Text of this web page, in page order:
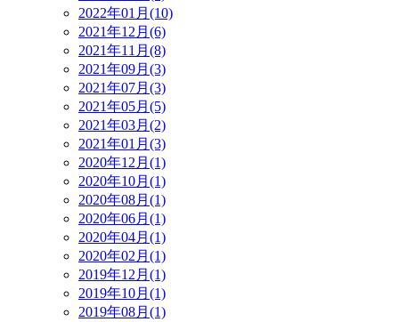
2022年01月(10)
2021年12月(6)
2021年11月(8)
2021年09月(3)
2021年07月(3)
2021年05月(5)
2021年03月(2)
2021年01月(3)
2020年12月(1)
2020年10月(1)
2020年08月(1)
2020年06月(1)
2020年04月(1)
2020年02月(1)
2019年12月(1)
2019年10月(1)
2019年08月(1)